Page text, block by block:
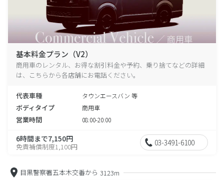
基本料金プラン（V2）
商用車のレンタル、お得な割引料金や予約、乗り捨てなどの詳細
は、こちらから各店舗にお電話ください。
代表車種 タウンエースバン 等
ボディタイプ 商用車
営業時間 08:00-20:00
6時間まで7,150円
免責補償制度1,100円 03-3491-6100
目黒警察署五本木交番から 3123m